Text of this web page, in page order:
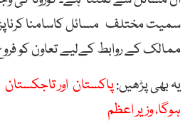
سمیت مختلف مسائل کاسامنا
ممالک کے روابط کےلیے تعاون کو
یہ بھی پڑھیں:پاکستان اور
ہوگا، وزیر اعظم